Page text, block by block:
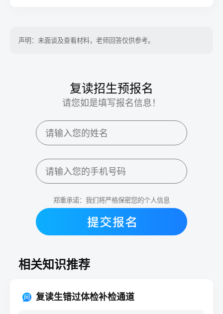
声明：未面谈及查看材料，老师回答仅供参考。
复读招生预报名
请您如是填写报名信息！
郑重承诺：我们将严格保密您的个人信息
相关知识推荐
复读生错过体检补检通道